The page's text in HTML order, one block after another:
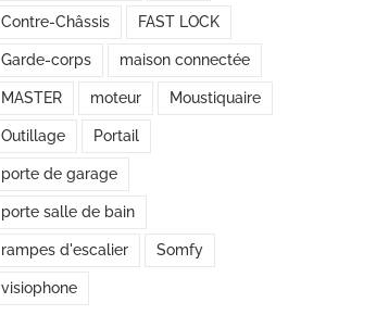
Contre-Châssis FAST LOCK
Garde-corps maison connectée
MASTER moteur Moustiquaire
Outillage Portail
porte de garage
porte salle de bain
rampes d'escalier Somfy
visiophone